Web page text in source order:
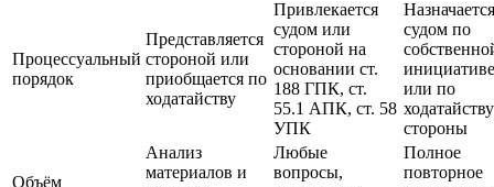
Процессуальный
порядок
Представляется
стороной или
приобщается по
ходатайству
Привлекается
судом или
стороной на
основании ст.
188 ГПК, ст.
55.1 АПК, ст. 58
УПК
Назначается
судом по
инициативе
или по
ходатайству
стороны
Объём
Анализ
материалов и
Любые
вопросы,
Полное
повторное